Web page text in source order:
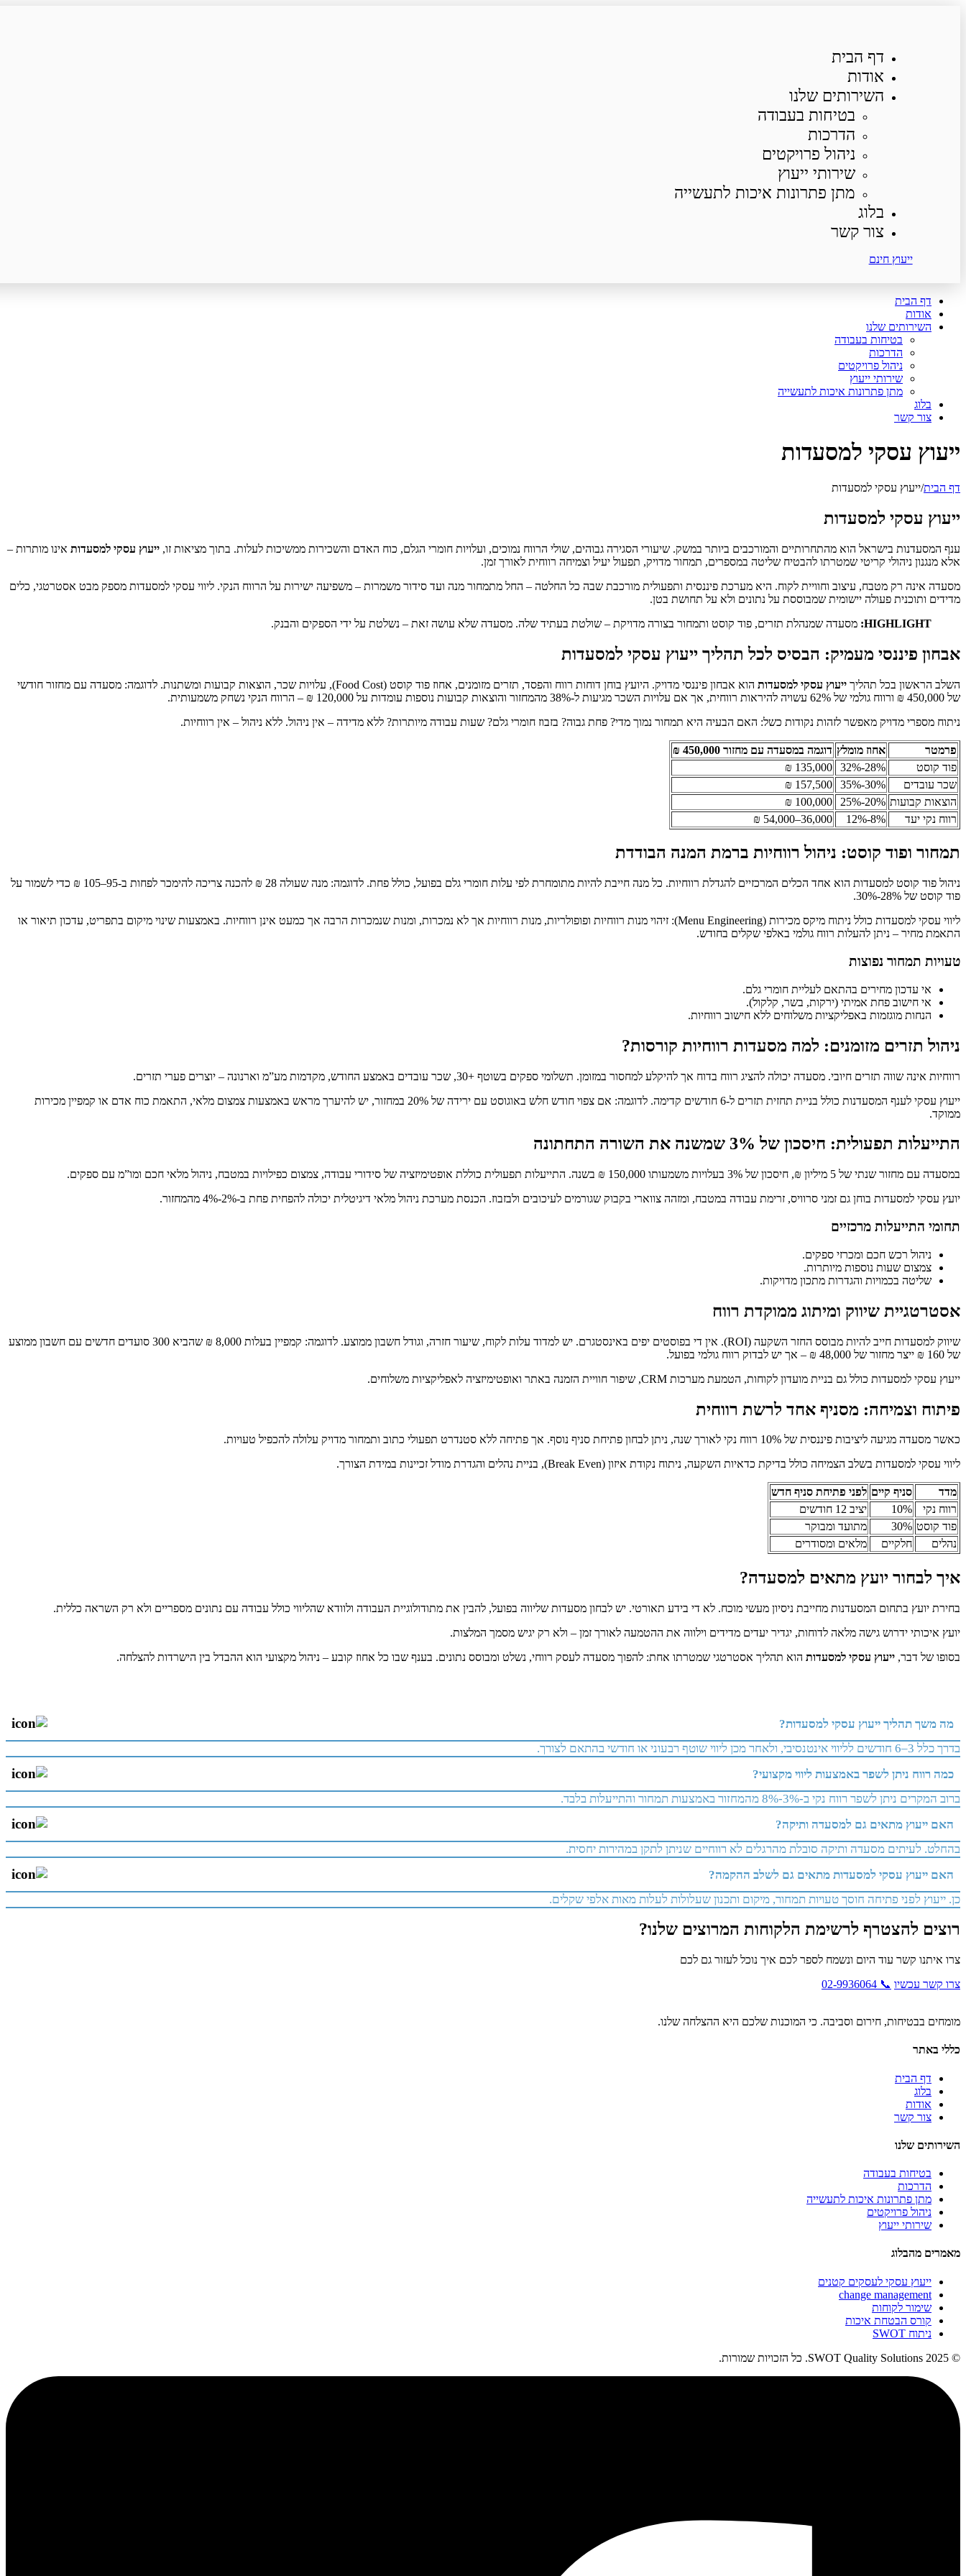
דף הבית
אודות
השירותים שלנו
בטיחות בעבודה
הדרכות
ניהול פרויקטים
שירותי ייעוץ
מתן פתרונות איכות לתעשייה
בלוג
צור קשר
ייעוץ חינם
דף הבית
אודות
השירותים שלנו
בטיחות בעבודה
הדרכות
ניהול פרויקטים
שירותי ייעוץ
מתן פתרונות איכות לתעשייה
בלוג
צור קשר
ייעוץ עסקי למסעדות
דף הבית/ייעוץ עסקי למסעדות
ייעוץ עסקי למסעדות
ענף המסעדנות בישראל הוא מהתחרותיים והמורכבים ביותר במשק. שיעורי הסגירה גבוהים, שולי הרווח נמוכים, ועלויות חומרי הגלם, כוח האדם והשכירות ממשיכות לעלות. בתוך מציאות זו, ייעוץ עסקי למסעדות אינו מותרות –
אלא מנגנון ניהולי קריטי שמטרתו להבטיח שליטה במספרים, תמחור מדויק, תפעול יעיל וצמיחה רווחית לאורך זמן.
מסעדה אינה רק מטבח, עיצוב וחוויית לקוח. היא מערכת פיננסית ותפעולית מורכבת שבה כל החלטה – החל מתמחור מנה ועד סידור משמרות – משפיעה ישירות על הרווח הנקי. ליווי עסקי למסעדות מספק מבט אסטרטגי, כלים
מדידים ותוכנית פעולה יישומית שמבוססת על נתונים ולא על תחושת בטן.
HIGHLIGHT: מסעדה שמנהלת תזרים, פוד קוסט ותמחור בצורה מדויקת – שולטת בעתיד שלה. מסעדה שלא עושה זאת – נשלטת על ידי הספקים והבנק.
אבחון פיננסי מעמיק: הבסיס לכל תהליך ייעוץ עסקי למסעדות
השלב הראשון בכל תהליך ייעוץ עסקי למסעדות
הוא אבחון פיננסי מדויק. היועץ בוחן דוחות רווח והפסד, תזרים מזומנים, אחוז פוד קוסט (Food Cost), עלויות שכר, הוצאות קבועות ומשתנות. לדוגמה: מסעדה עם מחזור חודשי
של 450,000 ₪ ורווח גולמי של 62% עשויה להיראות רווחית, אך אם עלויות השכר מגיעות ל-38% מהמחזור והוצאות קבועות נוספות עומדות על 120,000 ₪ – הרווח הנקי נשחק משמעותית.
ניתוח מספרי מדויק מאפשר לזהות נקודות כשל: האם הבעיה היא תמחור נמוך מדי? פחת גבוה? בזבוז חומרי גלם? שעות עבודה מיותרות? ללא מדידה – אין ניהול. ללא ניהול – אין רווחיות.
פרמטר אחוז מומלץ דוגמה במסעדה עם מחזור 450,000 ₪
פוד קוסט
28%-32%
135,000 ₪
שכר עובדים
30%-35%
157,500 ₪
הוצאות קבועות 20%-25%
100,000 ₪
רווח נקי יעד
8%-12%
36,000–54,000 ₪
תמחור ופוד קוסט: ניהול רווחיות ברמת המנה הבודדת
ניהול פוד קוסט למסעדות הוא אחד הכלים המרכזיים להגדלת רווחיות. כל מנה חייבת להיות מתומחרת לפי עלות חומרי גלם בפועל, כולל פחת. לדוגמה: מנה שעולה 28 ₪ להכנה צריכה להימכר לפחות ב-95–105 ₪ כדי לשמור על
פוד קוסט של 28%-30%.
ליווי עסקי למסעדות כולל ניתוח מיקס מכירות (Menu Engineering): זיהוי מנות רווחיות ופופולריות, מנות רווחיות אך לא נמכרות, ומנות שנמכרות הרבה אך כמעט אינן רווחיות. באמצעות שינוי מיקום בתפריט, עדכון תיאור או
התאמת מחיר – ניתן להעלות רווח גולמי באלפי שקלים בחודש.
טעויות תמחור נפוצות
אי עדכון מחירים בהתאם לעליית חומרי גלם.
אי חישוב פחת אמיתי (ירקות, בשר, קלקול).
הנחות מוגזמות באפליקציות משלוחים ללא חישוב רווחיות.
ניהול תזרים מזומנים: למה מסעדות רווחיות קורסות?
רווחיות אינה שווה תזרים חיובי. מסעדה יכולה להציג רווח בדוח אך להיקלע למחסור במזומן. תשלומי ספקים בשוטף +30, שכר עובדים באמצע החודש, מקדמות מע”מ וארנונה – יוצרים פערי תזרים.
ייעוץ עסקי לענף המסעדנות כולל בניית תחזית תזרים ל-6 חודשים קדימה. לדוגמה: אם צפוי חודש חלש באוגוסט עם ירידה של 20% במחזור, יש להיערך מראש באמצעות צמצום מלאי, התאמת כוח אדם או קמפיין מכירות
ממוקד.
התייעלות תפעולית: חיסכון של 3% שמשנה את השורה התחתונה
במסעדה עם מחזור שנתי של 5 מיליון ₪, חיסכון של 3% בעלויות משמעותו 150,000 ₪ בשנה. התייעלות תפעולית כוללת אופטימיזציה של סידורי עבודה, צמצום כפילויות במטבח, ניהול מלאי חכם ומו”מ עם ספקים.
יועץ עסקי למסעדות בוחן גם זמני סרוויס, זרימת עבודה במטבח, ומזהה צווארי בקבוק שגורמים לעיכובים ולבזבוז. הכנסת מערכת ניהול מלאי דיגיטלית יכולה להפחית פחת ב-2%-4% מהמחזור.
תחומי התייעלות מרכזיים
ניהול רכש חכם ומכרזי ספקים.
צמצום שעות נוספות מיותרות.
שליטה בכמויות והגדרות מתכון מדויקות.
אסטרטגיית שיווק ומיתוג ממוקדת רווח
שיווק למסעדות חייב להיות מבוסס החזר השקעה (ROI). אין די בפוסטים יפים באינסטגרם. יש למדוד עלות לקוח, שיעור חזרה, וגודל חשבון ממוצע. לדוגמה: קמפיין בעלות 8,000 ₪ שהביא 300 סועדים חדשים עם חשבון ממוצע
של 160 ₪ ייצר מחזור של 48,000 ₪ – אך יש לבדוק רווח גולמי בפועל.
ייעוץ עסקי למסעדות כולל גם בניית מועדון לקוחות, הטמעת מערכות CRM, שיפור חוויית הזמנה באתר ואופטימיזציה לאפליקציות משלוחים.
פיתוח וצמיחה: מסניף אחד לרשת רווחית
כאשר מסעדה מגיעה ליציבות פיננסית של 10% רווח נקי לאורך שנה, ניתן לבחון פתיחת סניף נוסף. אך פתיחה ללא סטנדרט תפעולי כתוב ותמחור מדויק עלולה להכפיל טעויות.
ליווי עסקי למסעדות בשלב הצמיחה כולל בדיקת כדאיות השקעה, ניתוח נקודת איזון (Break Even), בניית נהלים והגדרת מודל זכיינות במידת הצורך.
מדד סניף קיים לפני פתיחת סניף חדש
רווח נקי
10%
יציב 12 חודשים
פוד קוסט 30%
מתועד ומבוקר
נהלים
חלקיים מלאים ומסודרים
איך לבחור יועץ מתאים למסעדה?
בחירת יועץ בתחום המסעדנות מחייבת ניסיון מעשי מוכח. לא די בידע תאורטי. יש לבחון מסעדות שליווה בפועל, להבין את מתודולוגיית העבודה ולוודא שהליווי כולל עבודה עם נתונים מספריים ולא רק השראה כללית.
יועץ איכותי ידרוש גישה מלאה לדוחות, יגדיר יעדים מדידים וילווה את ההטמעה לאורך זמן – ולא רק יגיש מסמך המלצות.
בסופו של דבר, ייעוץ עסקי למסעדות הוא תהליך אסטרטגי שמטרתו אחת: להפוך מסעדה לעסק רווחי, נשלט ומבוסס נתונים. בענף שבו כל אחוז קובע – ניהול מקצועי הוא ההבדל בין הישרדות להצלחה.
מה משך תהליך ייעוץ עסקי למסעדות?
בדרך כלל 3–6 חודשים לליווי אינטנסיבי, ולאחר מכן ליווי שוטף רבעוני או חודשי בהתאם לצורך.
כמה רווח ניתן לשפר באמצעות ליווי מקצועי?
ברוב המקרים ניתן לשפר רווח נקי ב-3%-8% מהמחזור באמצעות תמחור והתייעלות בלבד.
האם ייעוץ מתאים גם למסעדה ותיקה?
בהחלט. לעיתים מסעדה ותיקה סובלת מהרגלים לא רווחיים שניתן לתקן במהירות יחסית.
האם ייעוץ עסקי למסעדות מתאים גם לשלב ההקמה?
כן. ייעוץ לפני פתיחה חוסך טעויות תמחור, מיקום ותכנון שעלולות לעלות מאות אלפי שקלים.
רוצים להצטרף לרשימת הלקוחות המרוצים שלנו?
צרו איתנו קשר עוד היום ונשמח לספר לכם איך נוכל לעזור גם לכם
צרו קשר עכשיו 📞 02-9936064
מומחים בבטיחות, חירום וסביבה. כי המוכנות שלכם היא ההצלחה שלנו.
כללי באתר
דף הבית
בלוג
אודות
צור קשר
השירותים שלנו
בטיחות בעבודה
הדרכות
מתן פתרונות איכות לתעשייה
ניהול פרויקטים
שירותי ייעוץ
מאמרים מהבלוג
ייעוץ עסקי לעסקים קטנים
change management
שימור לקוחות
קורס הבטחת איכות
ניתוח SWOT
© 2025 SWOT Quality Solutions. כל הזכויות שמורות.